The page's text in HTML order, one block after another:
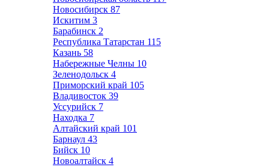
Новосибирск 87
Искитим 3
Барабинск 2
Республика Татарстан 115
Казань 58
Набережные Челны 10
Зеленодольск 4
Приморский край 105
Владивосток 39
Уссурийск 7
Находка 7
Алтайский край 101
Барнаул 43
Бийск 10
Новоалтайск 4